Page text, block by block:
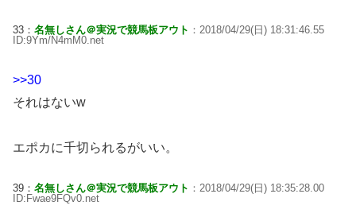
33： 名無しさん＠実況で競馬板アウト ：2018/04/29(日) 18:31:46.55
ID:9Ym/N4mM0.net
>>30
それはないw
エポカに千切られるがいい。
39： 名無しさん＠実況で競馬板アウト ：2018/04/29(日) 18:35:28.00
ID:Fwae9FQv0.net